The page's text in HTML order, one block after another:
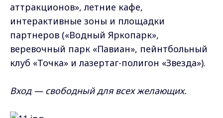
аттракционов», летние кафе,
интерактивные зоны и площадки
партнеров («Водный Яркопарк»,
веревочный парк «Павиан», пейнтбольный
клуб «Точка» и лазертаг-полигон «Звезда»).
Вход — свободный для всех желающих.